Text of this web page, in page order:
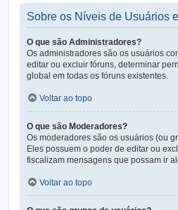
Sobre os Níveis de Usuários
O que são Administradores?
Os administradores são os usuários
editar ou excluir fóruns, determinar
global em todas os fóruns existentes.
Voltar ao topo
O que são Moderadores?
Os moderadores são os usuários (ou
Eles possuem o poder de editar ou
fiscalizam mensagens que possam ir
Voltar ao topo